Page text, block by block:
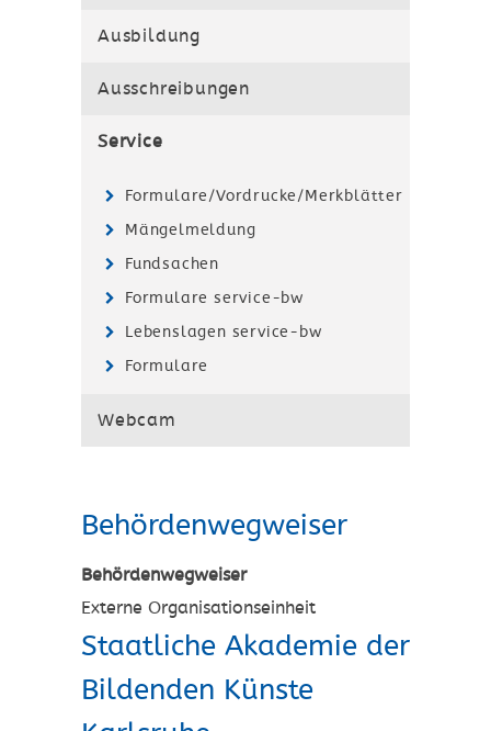
Ausbildung
Ausschreibungen
Service
Formulare/Vordrucke/Merkblätter
Mängelmeldung
Fundsachen
Formulare service-bw
Lebenslagen service-bw
Formulare
Webcam
Behördenwegweiser
Behördenwegweiser
Externe Organisationseinheit
Staatliche Akademie der
Bildenden Künste